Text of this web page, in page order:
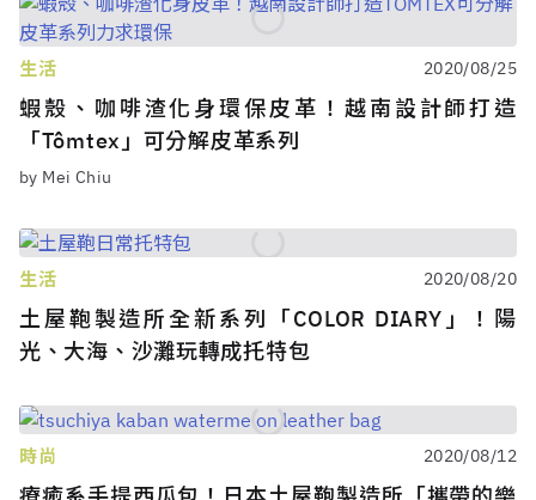
生活 2020/08/25
蝦殼、咖啡渣化身環保皮革！越南設計師打造
「Tômtex」可分解皮革系列
by Mei Chiu
生活 2020/08/20
土屋鞄製造所全新系列「COLOR DIARY」！陽
光、大海、沙灘玩轉成托特包
時尚 2020/08/12